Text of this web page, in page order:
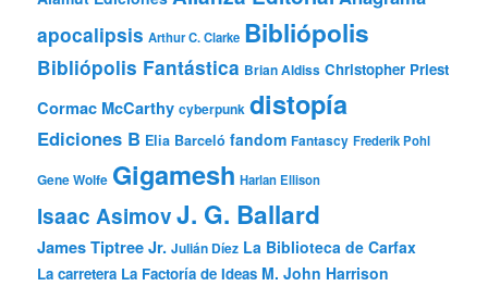
apocalipsis Arthur C. Clarke Bibliópolis
Bibliópolis Fantástica Brian Aldiss Christopher Priest
Cormac McCarthy cyberpunk distopía
Ediciones B Elia Barceló fandom Fantascy Frederik Pohl
Gene Wolfe Gigamesh Harlan Ellison
Isaac AsimovJ. G. Ballard
James Tiptree Jr. Julián Díez La Biblioteca de Carfax
La carretera La Factoría de Ideas M. John Harrison